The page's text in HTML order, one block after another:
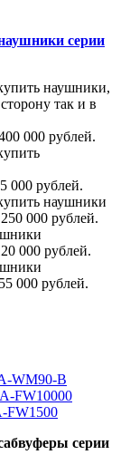
серии
наушники,
так и в
000 рублей.
000 рублей.
наушники
000 рублей.
000 рублей.
000 рублей.
WM90-B
FW10000
FW1500
серии